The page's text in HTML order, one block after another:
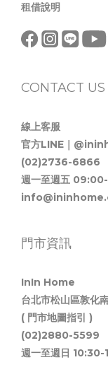
租借說明
CONTACT US
線上客服
官方LINE｜
(02)2736-6866
週一至週五
門市資訊
InIn Home
台北市松山區敦化
( 門市地圖指引 )
(02)2880-5599
週一至週日